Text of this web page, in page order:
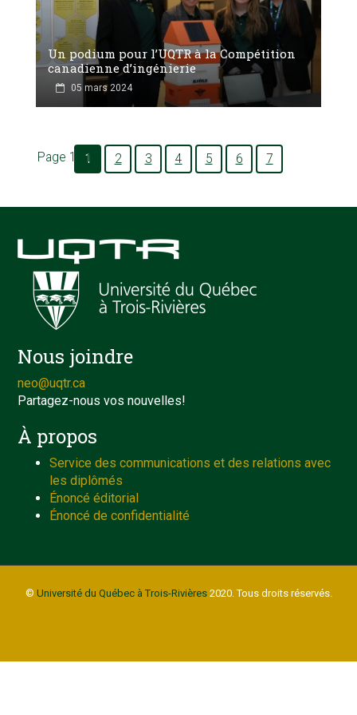
Un podium pour l’UQTR à la Compétition
canadienne d’ingénierie
05 mars 2024
Page 1 of 7
1 2 3 4 5 6 7
Nous joindre
neo@uqtr.ca
Partagez-nous vos nouvelles!
À propos
Service des communications et des relations avec
les diplômés
Énoncé éditorial
Énoncé de confidentialité
© Université du Québec à Trois-Rivières2020. Tous droits réservés.